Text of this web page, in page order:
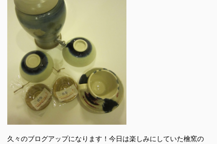
久々のブログアップになります！今日は楽しみにしていた檜窯の